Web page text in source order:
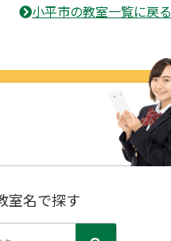
小平市の教室一覧に戻る
室名で探す